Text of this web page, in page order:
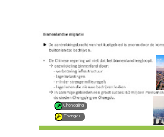
Chengdu
Chongqing